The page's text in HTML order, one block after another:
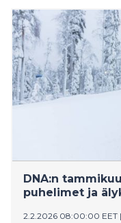
DNA:n
puhelimet ja
2.2.2026 08:00:00 EET |